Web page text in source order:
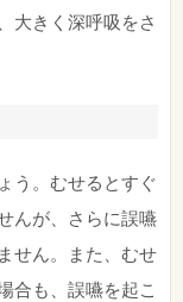
大きく深呼吸をさ
う。むせるとすぐ
んが、さらに誤嚥
せん。また、むせ
合も、誤嚥を起こ